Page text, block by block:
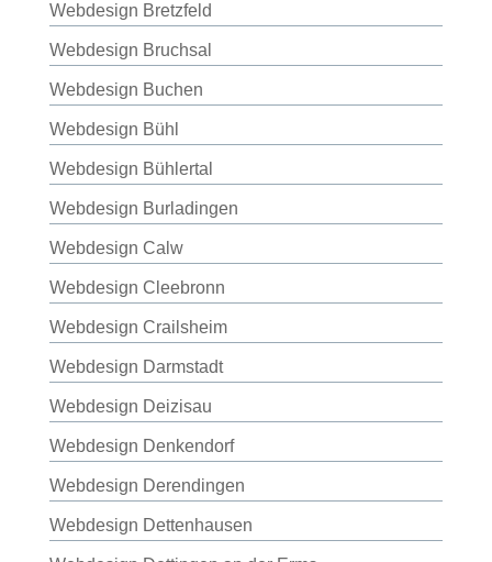
Webdesign Bretzfeld
Webdesign Bruchsal
Webdesign Buchen
Webdesign Bühl
Webdesign Bühlertal
Webdesign Burladingen
Webdesign Calw
Webdesign Cleebronn
Webdesign Crailsheim
Webdesign Darmstadt
Webdesign Deizisau
Webdesign Denkendorf
Webdesign Derendingen
Webdesign Dettenhausen